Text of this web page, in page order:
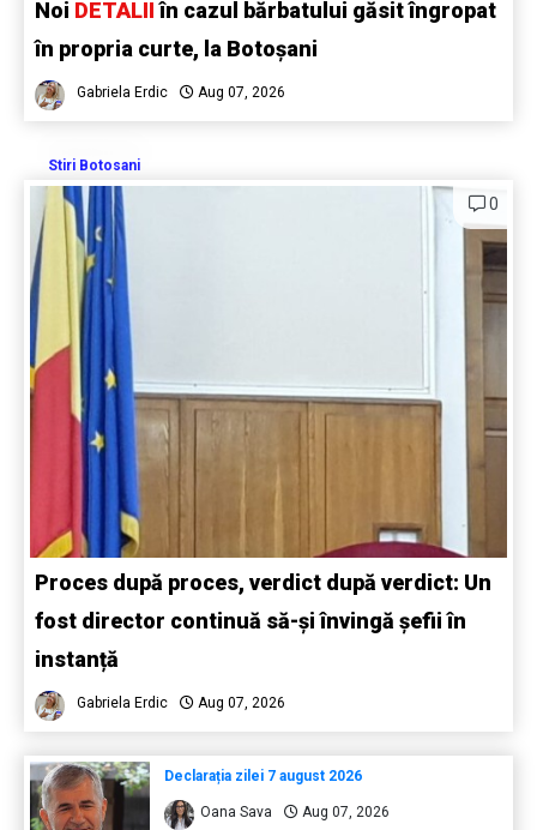
Noi DETALIIîn cazul bărbatului găsit îngropat
în propria curte, la Botoșani
Gabriela Erdic Aug 07, 2026
Stiri Botosani
0
Proces după proces, verdict după verdict: Un
fost director continuă să-și învingă șefii în
instanță
Gabriela Erdic Aug 07, 2026
Declarația zilei 7 august 2026
Oana Sava Aug 07, 2026